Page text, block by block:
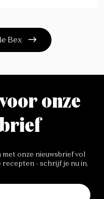
Bex
onze
onze nieuwsbrief vol
recepten - schrijf je nu in.